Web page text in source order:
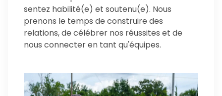
sentez habilité(e) et soutenu(e). Nous
prenons le temps de construire des
relations, de célébrer nos réussites et de
nous connecter en tant qu'équipes.